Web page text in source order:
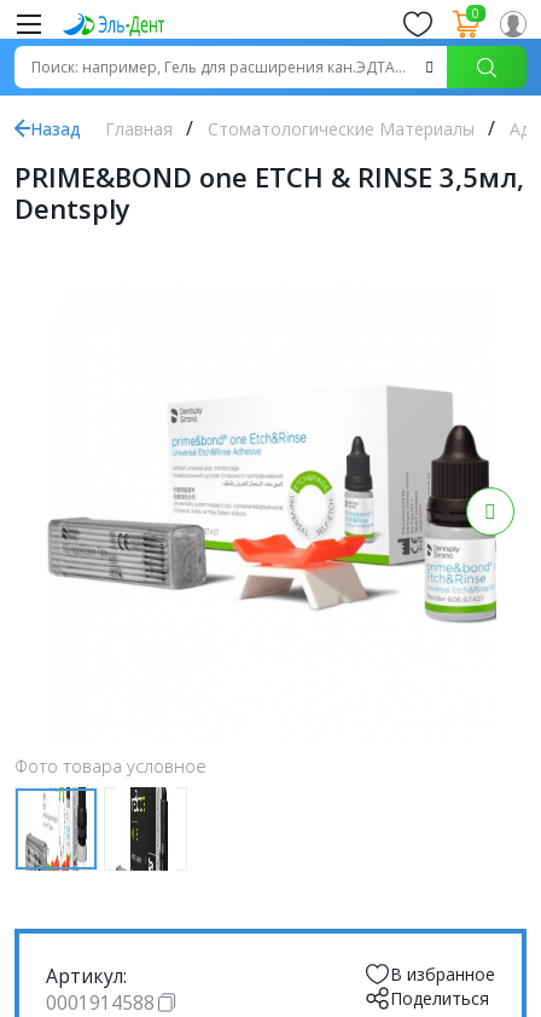
0
Назад Главная Стоматологические Материалы
PRIME&BOND one ETCH & RINSE 3,5мл,
Dentsply
Фото товара условное
Артикул:
0001914588
В избранное
Поделиться